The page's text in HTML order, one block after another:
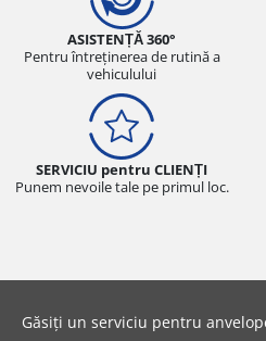
ASISTENȚĂ 360°
Pentru întreținerea de rutină a
vehiculului
SERVICIU pentru CLIENȚI
Punem nevoile tale pe primul loc.
Găsiți un serviciu pentru